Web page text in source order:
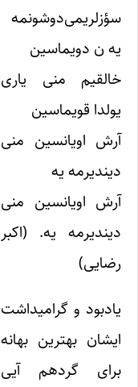
سؤزلریمی‌دوشونمه
یه ن دویماسین
خالقیم منی یاری
یولدا قویماسین
آرش اویانسین منی
دیندیرمه یه
آرش اویانسین منی
دیندیرمه یه. (اکبر
رضایی)
یادبود و گرامیداشت
ایشان بهترین بهانه
برای گردهم آیی